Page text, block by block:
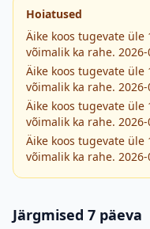
Hoiatused
Äike koos tugevate
võimalik ka rahe.
Äike koos tugevate
võimalik ka rahe.
Äike koos tugevate
võimalik ka rahe.
Äike koos tugevate
võimalik ka rahe.
Järgmised 7 päeva